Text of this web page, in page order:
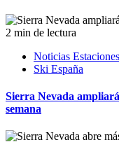
2 min de lectura
Noticias
Ski España
Sierra Nevada
semana